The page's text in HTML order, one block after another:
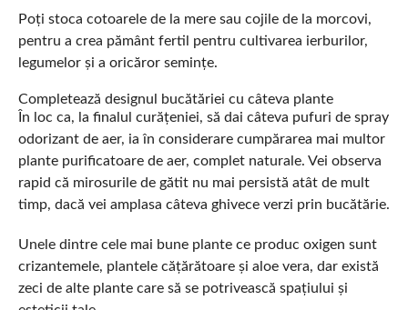
Poți stoca cotoarele de la mere sau cojile de la morcovi,
pentru a crea pământ fertil pentru cultivarea ierburilor,
legumelor și a oricăror semințe.
Completează designul bucătăriei cu câteva plante
În loc ca, la finalul curățeniei, să dai câteva pufuri de spray
odorizant de aer, ia în considerare cumpărarea mai multor
plante purificatoare de aer, complet naturale. Vei observa
rapid că mirosurile de gătit nu mai persistă atât de mult
timp, dacă vei amplasa câteva ghivece verzi prin bucătărie.
Unele dintre cele mai bune plante ce produc oxigen sunt
crizantemele, plantele cățărătoare și aloe vera, dar există
zeci de alte plante care să se potrivească spațiului și